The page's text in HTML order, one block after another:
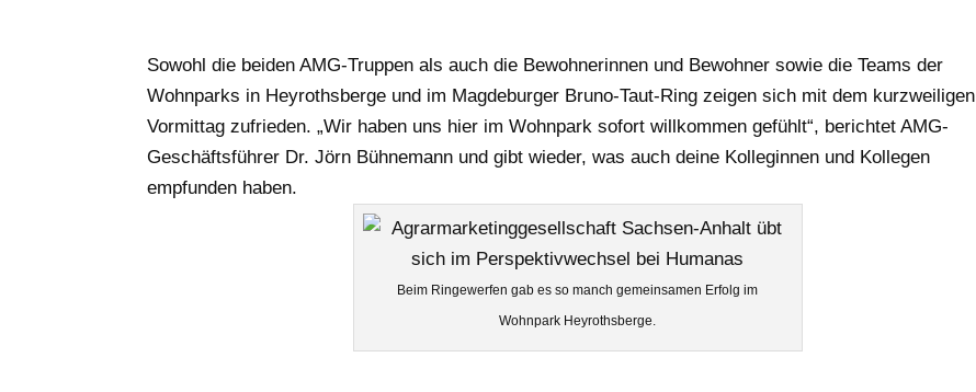
Sowohl die beiden AMG-Truppen als auch die Bewohnerinnen und Bewohner sowie die Teams der
Wohnparks in Heyrothsberge und im Magdeburger Bruno-Taut-Ring zeigen sich mit dem kurzweiligen
Vormittag zufrieden. „Wir haben uns hier im Wohnpark sofort willkommen gefühlt“, berichtet AMG-
Geschäftsführer Dr. Jörn Bühnemann und gibt wieder, was auch deine Kolleginnen und Kollegen
empfunden haben.
Beim Ringewerfen gab es so manch gemeinsamen Erfolg im
Wohnpark Heyrothsberge.